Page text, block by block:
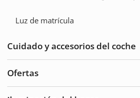
Luz de matrícula
Cuidado y accesorios del coche
Ofertas